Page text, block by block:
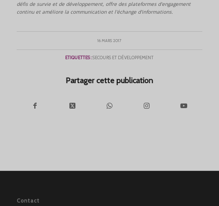
défis de survie et de développement, offre des plateformes d'engagement
continu et améliore la communication et l'échange d'informations.
16 MARS 2017
ETIQUETTES :SECOURS ET DÉVELOPPEMENT
Partager cette publication
Contact